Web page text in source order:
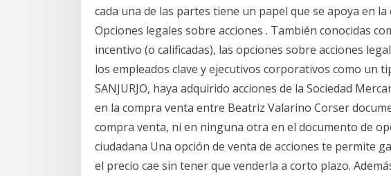
cada una de las partes tiene un papel que se apoya en
Opciones legales sobre acciones . También conocidas
incentivo (o calificadas), las opciones sobre acciones
los empleados clave y ejecutivos corporativos como un
SANJURJO, haya adquirido acciones de la Sociedad
en la compra venta entre Beatriz Valarino Corser
compra venta, ni en ninguna otra en el documento de
ciudadana Una opción de venta de acciones te permite
el precio cae sin tener que venderla a corto plazo.